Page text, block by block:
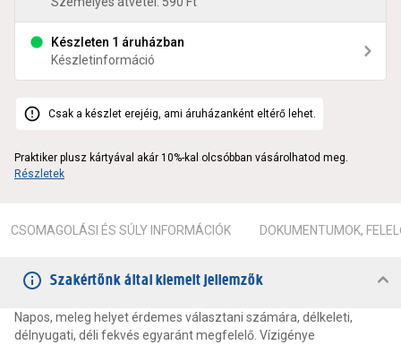
Készleten 1 áruházban
Készletinformáció
Csak a készlet erejéig, ami áruházanként eltérő lehet.
Praktiker plusz kártyával akár 10%-kal olcsóbban vásárolhatod meg.
Részletek
CSOMAGOLÁSI ÉS SÚLY INFORMÁCIÓK DOKUMENTUMOK,
Szakértőnk által kiemelt jellemzők
Napos, meleg helyet érdemes választani számára, délkeleti,
délnyugati, déli fekvés egyaránt megfelelő. Vízigénye